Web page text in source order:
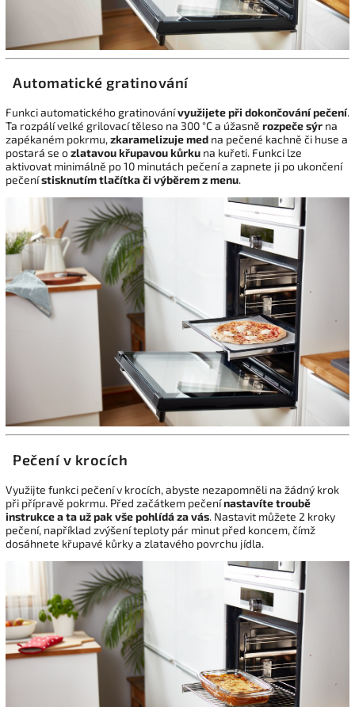
Automatické gratinování
Funkci automatického gratinovánívyužijete při dokončování pečení.
Ta rozpálí velké grilovací těleso na 300 °C a úžasně rozpeče sýr na
zapékaném pokrmu,zkaramelizuje med na pečené kachně či huse a
postará se ozlatavou křupavou kůrku na kuřeti. Funkci lze
aktivovat minimálně po 10 minutách pečení a zapnete ji po ukončení
pečenístisknutím tlačítka či výběrem z menu.
Pečení v krocích
Využijte funkci pečení v krocích, abyste nezapomněli na žádný krok
při přípravě pokrmu. Před začátkem pečenínastavíte troubě
instrukce a ta už pak vše pohlídá za vás. Nastavit můžete 2 kroky
pečení, například zvýšení teploty pár minut před koncem, čímž
dosáhnete křupavé kůrky a zlatavého povrchu jídla.